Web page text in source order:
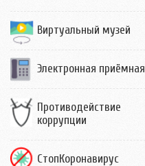
Виртуальный музей
Электронная приёмная
Противодействие
коррупции
СтопКоронавирус